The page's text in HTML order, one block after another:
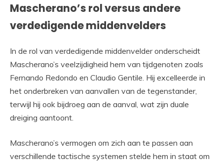
Mascherano’s rol versus andere
verdedigende middenvelders
In de rol van verdedigende middenvelder onderscheidt
Mascherano’s veelzijdigheid hem van tijdgenoten zoals
Fernando Redondo en Claudio Gentile. Hij excelleerde in
het onderbreken van aanvallen van de tegenstander,
terwijl hij ook bijdroeg aan de aanval, wat zijn duale
dreiging aantoont.
Mascherano’s vermogen om zich aan te passen aan
verschillende tactische systemen stelde hem in staat om